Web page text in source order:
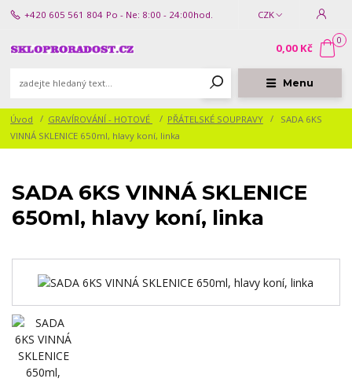
Menu
CZK
+420 605 561 804 Po - Ne: 8:00 - 24:00hod.
0
0,00 Kč
Úvod GRAVÍROVÁNÍ - HOTOVÉ PŘÁTELSKÉ SOUPRAVY
SADA 6KS
VINNÁ SKLENICE 650ml, hlavy koní, linka
SADA 6KS VINNÁ SKLENICE
650ml, hlavy koní, linka